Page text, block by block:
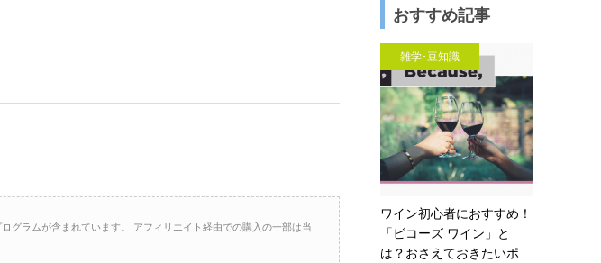
グラムが含まれています。 アフィリエイト経由での購入の一部は当
おすすめ記事
雑学･豆知識
ワイン初心者におすすめ！
「ビコーズ ワイン」と
は？おさえておきたいポ